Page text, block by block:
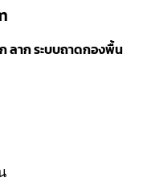
ลาก ระบบถาดกองพื้น